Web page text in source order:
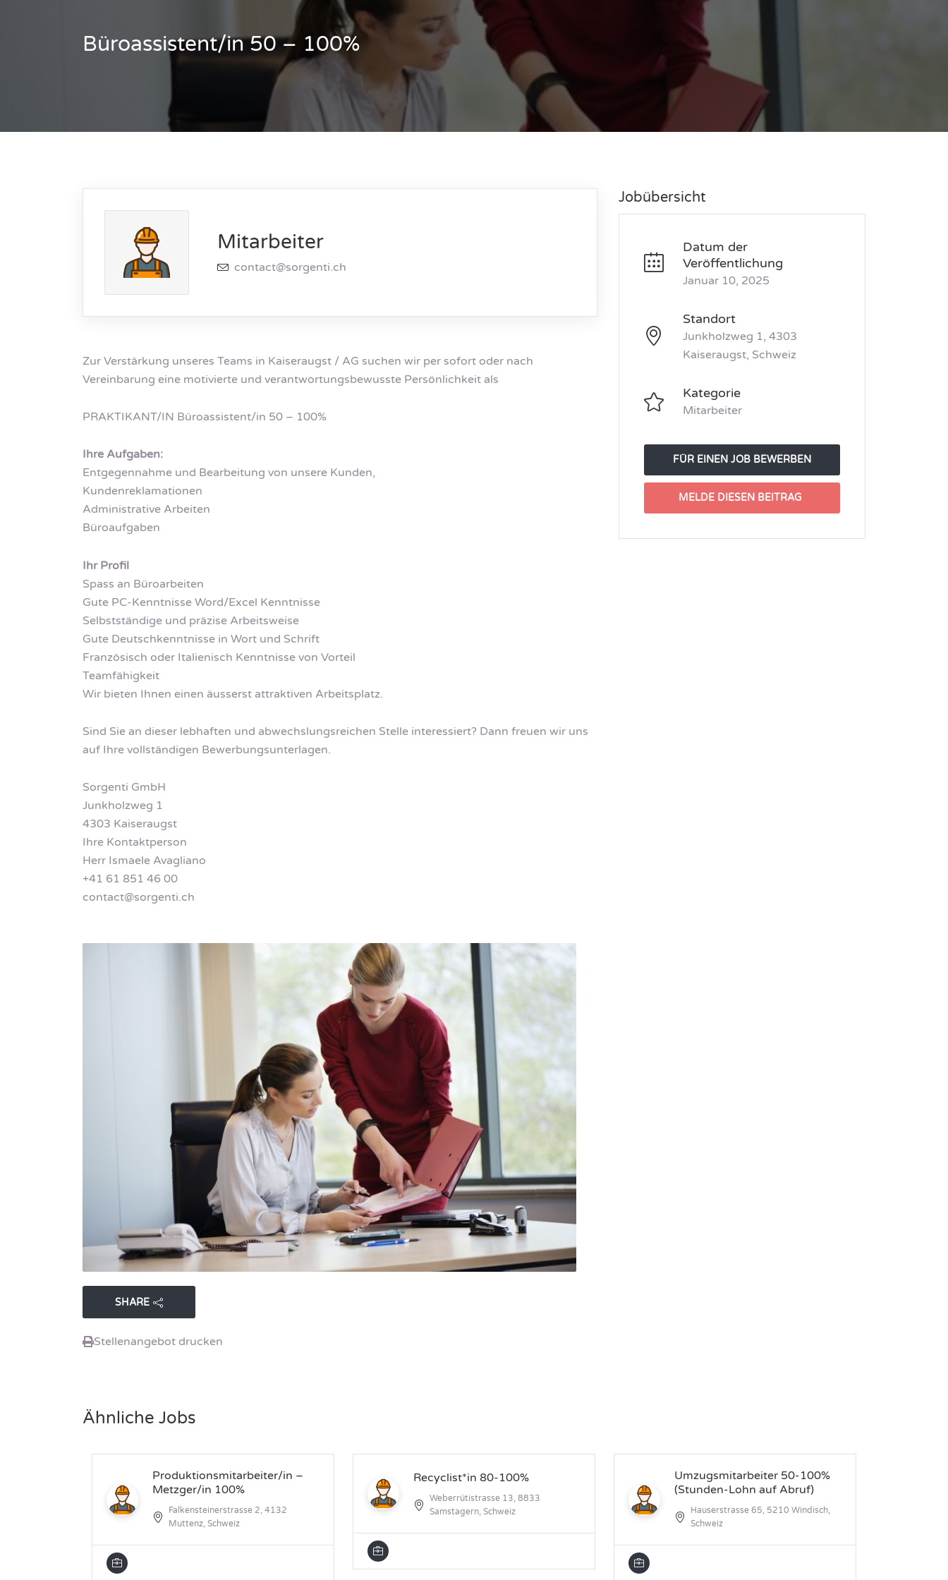
Büroassistent/in 50 – 100%
Mitarbeiter
contact@sorgenti.ch
Zur Verstärkung unseres Teams in Kaiseraugst / AG suchen wir per sofort oder nach
Vereinbarung eine motivierte und verantwortungsbewusste Persönlichkeit als
PRAKTIKANT/IN Büroassistent/in 50 – 100%
Ihre Aufgaben:
Entgegennahme und Bearbeitung von unsere Kunden,
Kundenreklamationen
Administrative Arbeiten
Büroaufgaben
Ihr Profil
Spass an Büroarbeiten
Gute PC-Kenntnisse Word/Excel Kenntnisse
Selbstständige und präzise Arbeitsweise
Gute Deutschkenntnisse in Wort und Schrift
Französisch oder Italienisch Kenntnisse von Vorteil
Teamfähigkeit
Wir bieten Ihnen einen äusserst attraktiven Arbeitsplatz.
Sind Sie an dieser lebhaften und abwechslungsreichen Stelle interessiert? Dann freuen wir uns
auf Ihre vollständigen Bewerbungsunterlagen.
Sorgenti GmbH
Junkholzweg 1
4303 Kaiseraugst
Ihre Kontaktperson
Herr Ismaele Avagliano
+41 61 851 46 00
contact@sorgenti.ch
SHARE
Stellenangebot drucken
Jobübersicht
Datum der
Veröffentlichung
Januar 10, 2025
Standort
Junkholzweg 1, 4303
Kaiseraugst, Schweiz
Kategorie
Mitarbeiter
FÜR EINEN JOB BEWERBEN
MELDE DIESEN BEITRAG
Ähnliche Jobs
Produktionsmitarbeiter/in –
Metzger/in 100%
Falkensteinerstrasse 2, 4132
Muttenz, Schweiz
Recyclist*in 80-100%
Weberrütistrasse 13, 8833
Samstagern, Schweiz
Umzugsmitarbeiter 50-100%
(Stunden-Lohn auf Abruf)
Hauserstrasse 65, 5210 Windisch,
Schweiz